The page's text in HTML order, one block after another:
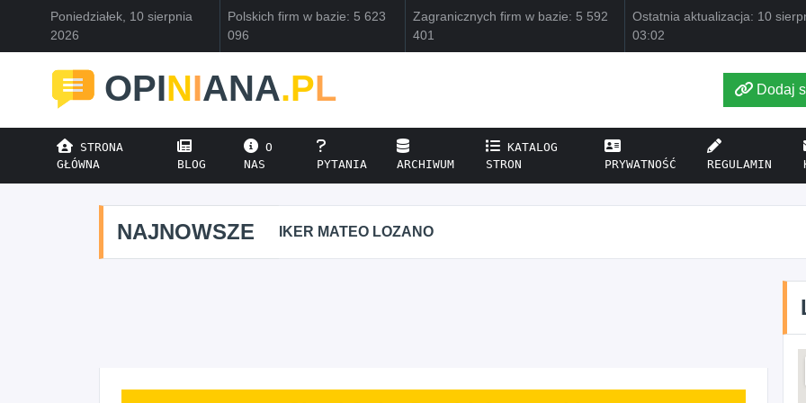
Poniedziałek, 10 sierpnia
2026
Polskich firm w bazie: 5 623
096
Zagranicznych firm w bazie: 5 592
401
Ostatnia aktualizacja: 10
03:02
OPINIANA.PL Dodaj
STRONA
GŁÓWNA
BLOG
O
NAS
PYTANIA ARCHIWUM
KATALOG
STRON
PRYWATNOŚĆ REGULAMIN
NAJNOWSZE IKER MATEO LOZANO